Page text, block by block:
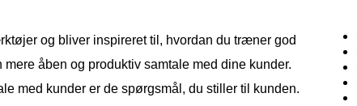
og bliver inspireret til, hvordan du træner god
åben og produktiv samtale med dine kunder.
med kunder er de spørgsmål, du stiller til kunden.